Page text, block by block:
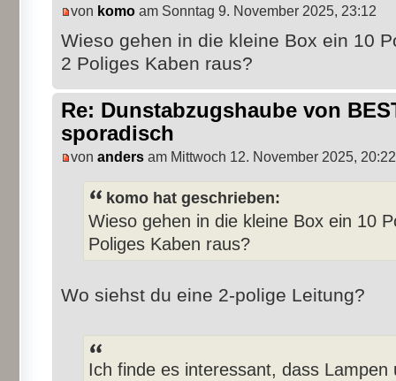
von komo am Sonntag 9. November 2025, 23:12
Wieso gehen in die kleine Box ein 10
2 Poliges Kaben raus?
Re: Dunstabzugshaube von
sporadisch
von anders am Mittwoch 12. November 2025, 20:22
komo hat geschrieben:
Wieso gehen in die kleine Box ein 10
Poliges Kaben raus?
Wo siehst du eine 2-polige Leitung?
Ich finde es interessant, dass Lampen